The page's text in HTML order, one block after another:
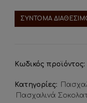
ΣΥΝΤΟΜΑ
Κωδικός προϊόντος:
Κατηγορίες:
Πασχαλινά